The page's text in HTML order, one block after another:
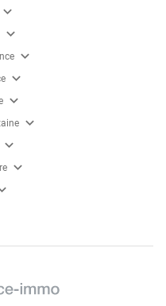
expand_more
expand_more
expand_more
expand_more
expand_more
expand_more
expand_more
expand_more